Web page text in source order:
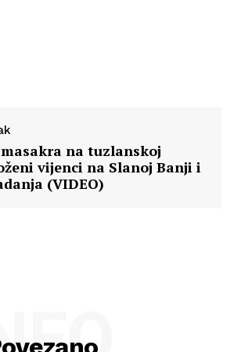
na tuzlanskoj
vijenci na Slanoj Banji i
(VIDEO)